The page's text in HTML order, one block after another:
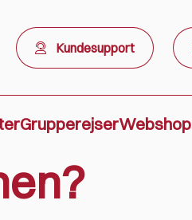
Kundesupport
GrupperejserWebshop